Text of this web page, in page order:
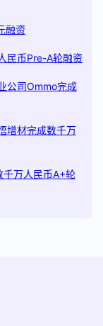
融资
民币Pre-A轮融资
公司Ommo完成
增材完成数千万
千万人民币A+轮